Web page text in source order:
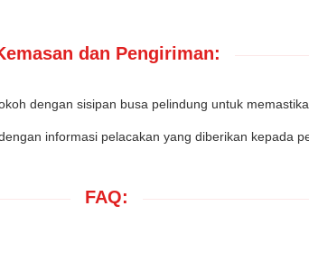
dan Pengiriman:
dengan sisipan busa pelindung untuk
informasi pelacakan yang diberikan kepada
FAQ: